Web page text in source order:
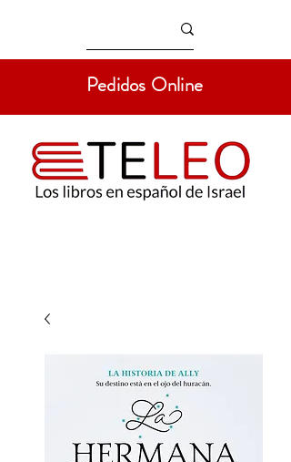
Pedidos Online